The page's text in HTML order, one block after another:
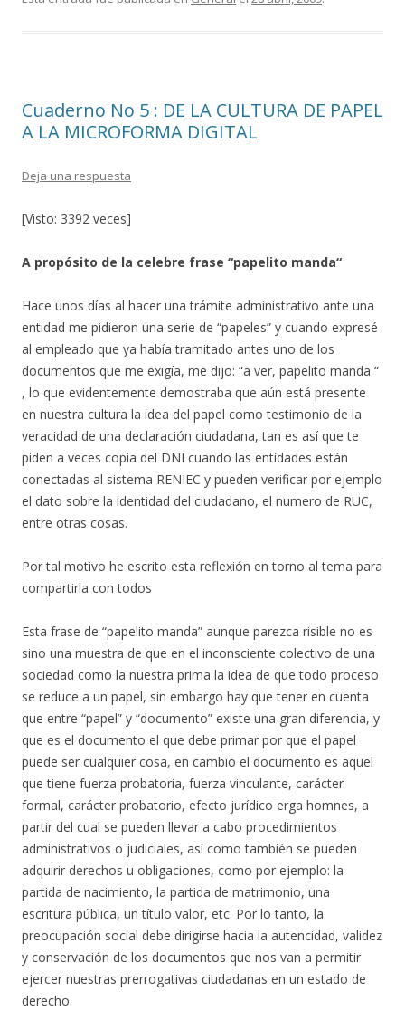
k r
Cuaderno No 5 : DE LA CULTURA DE PAPEL
A LA MICROFORMA DIGITAL
Deja una respuesta
[Visto: 3392 veces]
A propósito de la celebre frase “papelito manda“
Hace unos días al hacer una trámite administrativo ante una
entidad me pidieron una serie de “papeles” y cuando expresé
al empleado que ya había tramitado antes uno de los
documentos que me exigía, me dijo: “a ver, papelito manda “
, lo que evidentemente demostraba que aún está presente
en nuestra cultura la idea del papel como testimonio de la
veracidad de una declaración ciudadana, tan es así que te
piden a veces copia del DNI cuando las entidades están
conectadas al sistema RENIEC y pueden verificar por ejemplo
el dato sobre la identidad del ciudadano, el numero de RUC,
entre otras cosas.
Por tal motivo he escrito esta reflexión en torno al tema para
compartirla con todos
Esta frase de “papelito manda” aunque parezca risible no es
sino una muestra de que en el inconsciente colectivo de una
sociedad como la nuestra prima la idea de que todo proceso
se reduce a un papel, sin embargo hay que tener en cuenta
que entre “papel” y “documento” existe una gran diferencia, y
que es el documento el que debe primar por que el papel
puede ser cualquier cosa, en cambio el documento es aquel
que tiene fuerza probatoria, fuerza vinculante, carácter
formal, carácter probatorio, efecto jurídico erga homnes, a
partir del cual se pueden llevar a cabo procedimientos
administrativos o judiciales, así como también se pueden
adquirir derechos u obligaciones, como por ejemplo: la
partida de nacimiento, la partida de matrimonio, una
escritura pública, un título valor, etc. Por lo tanto, la
preocupación social debe dirigirse hacia la autencidad, validez
y conservación de los documentos que nos van a permitir
ejercer nuestras prerrogativas ciudadanas en un estado de
derecho.